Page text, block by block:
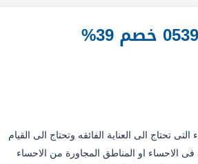
تحتاج الى العناية الفائقه وتحتاج الى القيام
الاحساء او المناطق المجاورة من الاحساء